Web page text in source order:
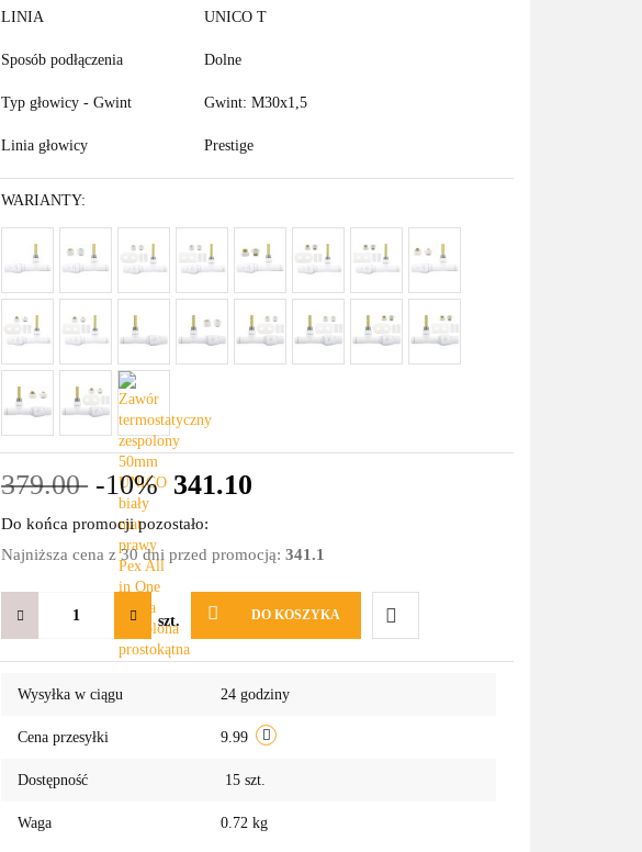
LINIA UNICO T
Sposób podłączenia Dolne
Typ głowicy - Gwint Gwint: M30x1,5
Linia głowicy Prestige
WARIANTY:
379.00 -10% 341.10
Do końca promocji pozostało:
Najniższa cena z 30 dni przed promocją:341.1
szt. DO KOSZYKA
Do
Wysyłka w ciągu 24 godziny
Cena przesyłki 9.99
Dostępność 15 szt.
Waga 0.72 kg